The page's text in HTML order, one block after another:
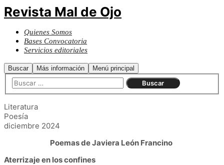
Revista Mal de Ojo
Quienes Somos
Bases Convocatoria
Servicios editoriales
Buscar Más información Menú principal
Literatura
Poesía
diciembre 2024
Poemas de Javiera León Francino
Aterrizaje en los confines